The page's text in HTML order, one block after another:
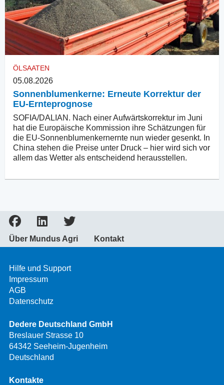
ÖLSAATEN
05.08.2026
Sonnenblumenkerne: Erneute Korrektur der
EU-Ernteprognose
SOFIA/DALIAN. Nach einer Aufwärtskorrektur im Juni
hat die Europäische Kommission ihre Schätzungen für
die EU-Sonnenblumenkernernte nun wieder gesenkt. In
China stehen die Preise unter Druck – hier wird sich vor
allem das Wetter als entscheidend herausstellen.
Über Mundus Agri Kontakt
Hilfe und Support
Impressum
AGB
Datenschutz
Dedere Deutschland GmbH
Breslauer Strasse 10
64342 Seeheim-Jugenheim
Deutschland
Kontakte